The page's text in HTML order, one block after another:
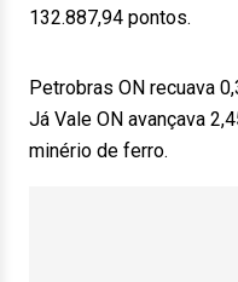
132.887,94 pontos.
Petrobras ON recuava
Já Vale ON avançava
minério de ferro.